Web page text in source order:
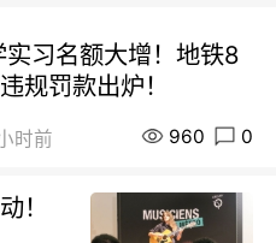
习名额大增！地铁8
规罚款出炉！
时前 960 0
！